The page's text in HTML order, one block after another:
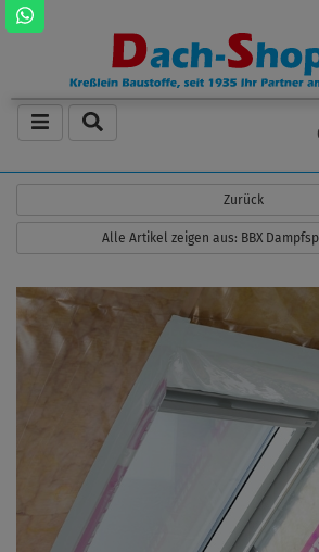
Zurück
Alle Artikel zeigen aus: BBX